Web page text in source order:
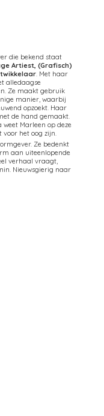
die bekend staat
Artiest, (Grafisch)
. Met haar
alledaagse
Ze maakt gebruik
manier, waarbij
opzoekt. Haar
de hand gemaakt.
Marleen op deze
voor het oog zijn.
Ze bedenkt
aan uiteenlopende
verhaal vraagt,
Nieuwsgierig naar